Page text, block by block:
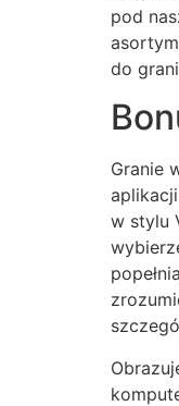
pod
do
Granie
w stylu